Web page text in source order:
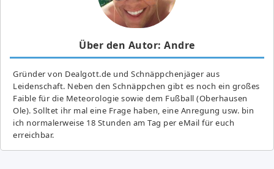
Über den Autor: Andre
Gründer von Dealgott.de und Schnäppchenjäger aus
Leidenschaft. Neben den Schnäppchen gibt es noch ein großes
Fai­ble für die Meteorologie sowie dem Fußball (Oberhausen
Ole). Solltet ihr mal eine Frage haben, eine Anregung usw. bin
ich normalerweise 18 Stunden am Tag per eMail für euch
erreichbar.